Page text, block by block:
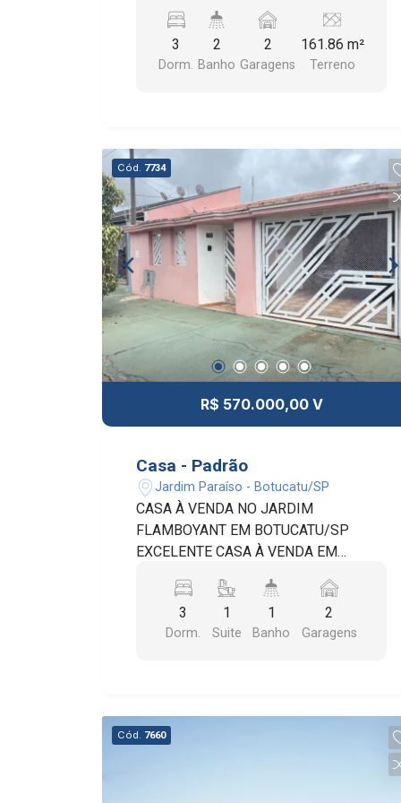
BANHEIROS SOCIAIS E 2 VAGAS DE
GARAGEM DESCOBERTAS.
3
Dorm.
2
Banho
2
Garagens
161.86 m²
Terreno
Cód. 7734
R$ 570.000,00 V
Casa - Padrão
Jardim Paraíso - Botucatu/SP
CASA À VENDA NO JARDIM
FLAMBOYANT EM BOTUCATU/SP
EXCELENTE CASA À VENDA EM
INFRAESTRUTURA. ÁREA DO
TERRENO: 280,00 M² ÁREA
CONSTRUÍDA: 129,00 M² O IMÓVEL
BANHEIRO SOCIAL. CONTA AINDA
COM EDÍCULA E ÁREA DE LAZER,
3
Dorm.
1
Suite
1
Banho
2
Garagens
Cód. 7660